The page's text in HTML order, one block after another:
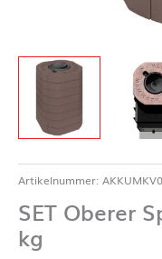
Artikelnummer:
SET Oberer
kg